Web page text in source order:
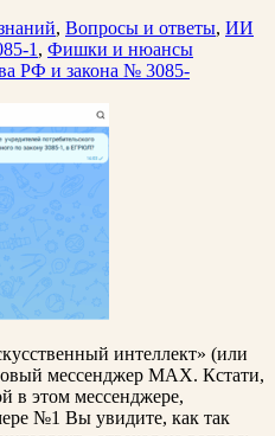
, Вопросы и ответы, ИИ
1, Фишки и нюансы
РФ и закона № 3085-
интеллект» (или
мессенджер MAX. Кстати,
в этом мессенджере,
№1 Вы увидите, как так